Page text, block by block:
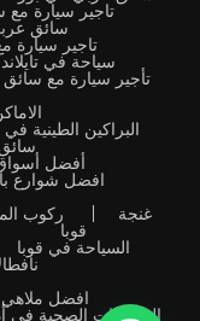
تاجير سيارة
سائق
تاجير
سياحة في
تأجير سيارة مع
البراكين الطينية
أفضل
افضل شوارع
ركوب غنجة
قوبا
السياحة في قوبا
افضل ملاهي
المنتجعات الصحية فى